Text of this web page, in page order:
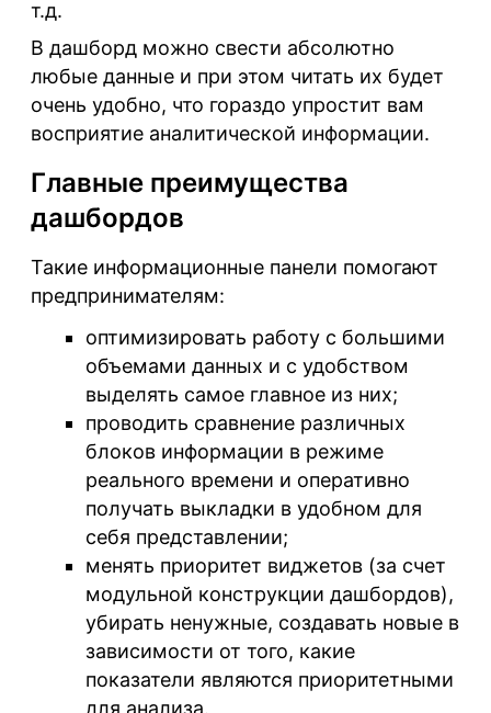
т.д.
В дашборд можно свести абсолютно
любые данные и при этом читать их будет
очень удобно, что гораздо упростит вам
восприятие аналитической информации.
Главные преимущества
дашбордов
Такие информационные панели помогают
предпринимателям:
оптимизировать работу с большими
объемами данных и с удобством
выделять самое главное из них;
проводить сравнение различных
блоков информации в режиме
реального времени и оперативно
получать выкладки в удобном для
себя представлении;
менять приоритет виджетов (за счет
модульной конструкции дашбордов),
убирать ненужные, создавать новые в
зависимости от того, какие
показатели являются приоритетными
для анализа.